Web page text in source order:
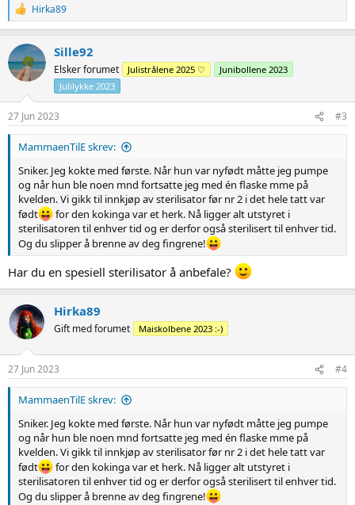
R
e
a
c
t
i
o
n
:
Hirka89
Sille92
Elsker forumet Julistrålene 2025 ♡
Junibollene 2023
Julilykke 2023
27 Jun 2023 #3
MammaenTilE skrev:
Sniker. Jeg kokte med første. Når hun var nyfødt måtte jeg pumpe
og når hun ble noen mnd fortsatte jeg med én flaske mme på
kvelden. Vi gikk til innkjøp av sterilisator før nr 2 i det hele tatt var
født
for den kokinga var et herk. Nå ligger alt utstyret i
sterilisatoren til enhver tid og er derfor også sterilisert til enhver tid.
Og du slipper å brenne av deg fingrene!
Har du en spesiell sterilisator å anbefale?
Hirka89
Gift med forumet Maiskolbene 2023 :-)
27 Jun 2023 #4
MammaenTilE skrev:
Sniker. Jeg kokte med første. Når hun var nyfødt måtte jeg pumpe
og når hun ble noen mnd fortsatte jeg med én flaske mme på
kvelden. Vi gikk til innkjøp av sterilisator før nr 2 i det hele tatt var
født
for den kokinga var et herk. Nå ligger alt utstyret i
sterilisatoren til enhver tid og er derfor også sterilisert til enhver tid.
Og du slipper å brenne av deg fingrene!